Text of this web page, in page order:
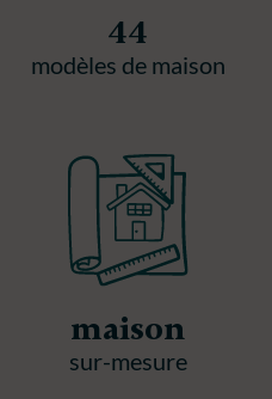
44
modèles de maison
maison
sur-mesure